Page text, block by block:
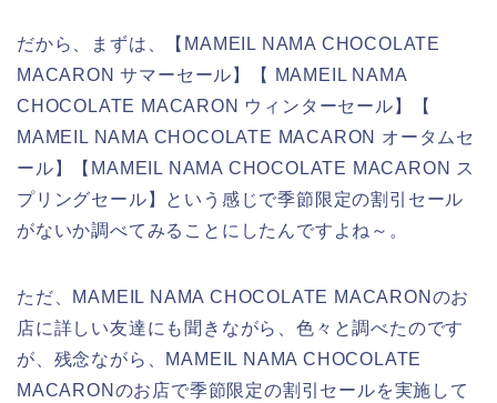
だから、まずは、【MAMEIL NAMA CHOCOLATE
MACARON サマーセール】【 MAMEIL NAMA
CHOCOLATE MACARON ウィンターセール】【
MAMEIL NAMA CHOCOLATE MACARON オータムセ
ール】【MAMEIL NAMA CHOCOLATE MACARON ス
プリングセール】という感じで季節限定の割引セール
がないか調べてみることにしたんですよね～。
ただ、MAMEIL NAMA CHOCOLATE MACARONのお
店に詳しい友達にも聞きながら、色々と調べたのです
が、残念ながら、MAMEIL NAMA CHOCOLATE
MACARONのお店で季節限定の割引セールを実施して